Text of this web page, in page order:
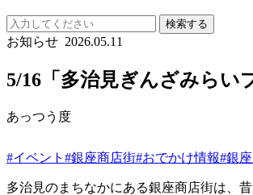
検索する
お知らせ 2026.05.11
5/16「多治見ぎんざみらい
あっつう度
#イベント #銀座商店街#おでかけ情報#銀
多治見のまちなかにある銀座商店街は、